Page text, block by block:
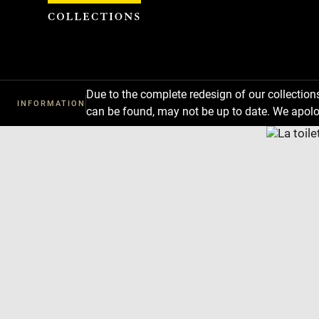
INFORMATION
Due to the complete redesign of our
can be found, may not be up to date. We
Cookies management panel